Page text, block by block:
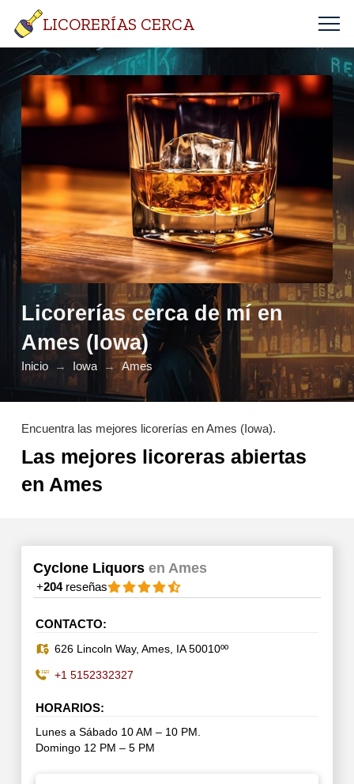
LICORERÍAS CERCA
Licorerías cerca de mí en
Ames (Iowa)
Inicio → Iowa → Ames
Encuentra las mejores licorerías en Ames (Iowa).
Las mejores licoreras abiertas
en Ames
Cyclone Liquors en Ames
+204reseñas
CONTACTO:
626 Lincoln Way, Ames, IA 50010ºº
+1 5152332327
HORARIOS:
Lunes a Sábado 10 AM – 10 PM.
Domingo 12 PM – 5 PM